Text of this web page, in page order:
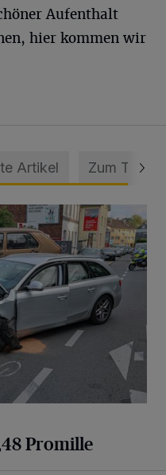
Aufenthalt
hier kommen wir
Artikel Zum Thema
Promille